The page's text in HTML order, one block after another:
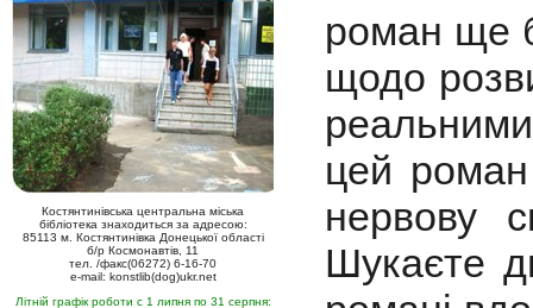
Костянтинівська центральна міська
бібліотека знаходиться за адресою:
85113 м. Костянтинівка Донецької області
б/р Космонавтів, 11
тел. /факс(06272) 6-16-70
e-mail: konstlib(dog)ukr.net
Літній графік роботи с 1 липня по 31 серпня:
роман ще
щодо
цей
нервову
Шукаєте